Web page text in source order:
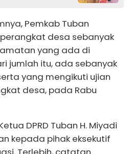
Pemkab Tuban
desa sebanyak
yang ada di
jumlah itu, ada sebanyak
yang mengikuti ujian
desa, pada Rabu
DPRD Tuban H. Miyadi
kepada pihak eksekutif